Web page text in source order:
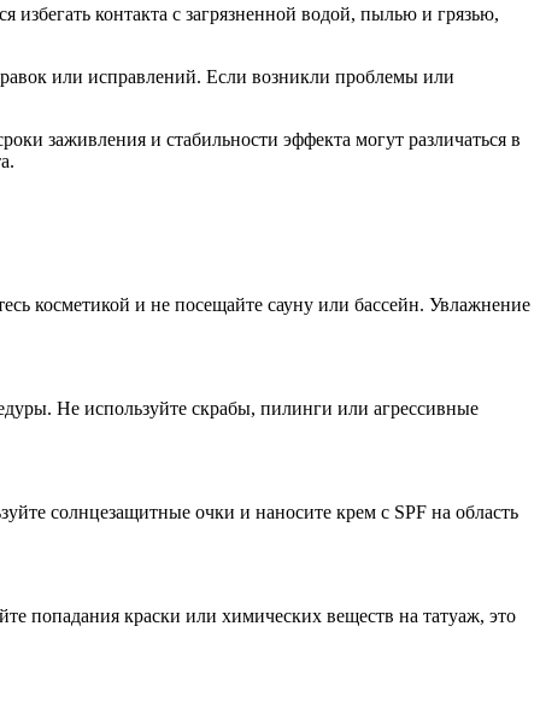
контакта с загрязненной водой, пылью и грязью,
или исправлений. Если возникли проблемы или
заживления и стабильности эффекта могут различаться в
косметикой и не посещайте сауну или бассейн. Увлажнение
Не используйте скрабы, пилинги или агрессивные
солнцезащитные очки и наносите крем с SPF на область
попадания краски или химических веществ на татуаж, это